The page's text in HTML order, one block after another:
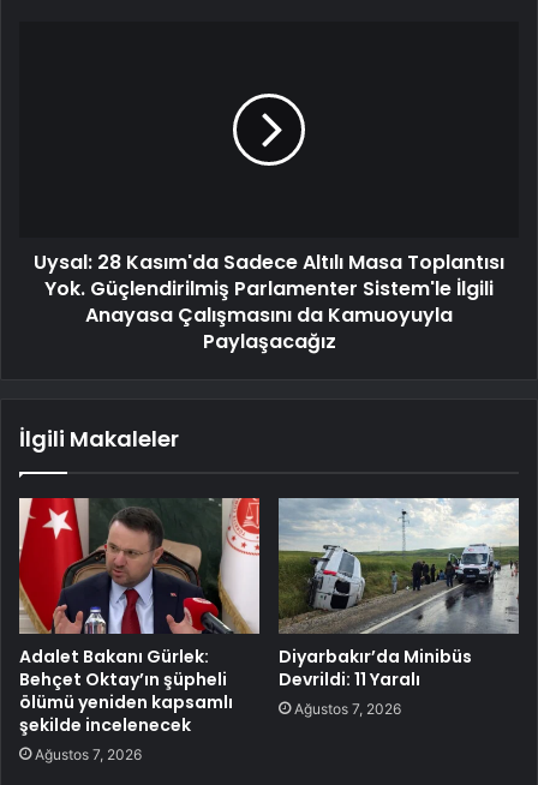
Uysal: 28 Kasım'da Sadece Altılı Masa Toplantısı
Yok. Güçlendirilmiş Parlamenter Sistem'le İlgili
Anayasa Çalışmasını da Kamuoyuyla
Paylaşacağız
İlgili Makaleler
Adalet Bakanı Gürlek:
Behçet Oktay’ın şüpheli
ölümü yeniden kapsamlı
şekilde incelenecek
Ağustos 7, 2026
Diyarbakır’da Minibüs
Devrildi: 11 Yaralı
Ağustos 7, 2026